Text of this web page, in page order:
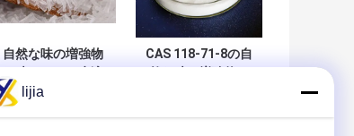
自然な味の増強物
性60mesh MSGの
CAS 118-71-8の自
lijia